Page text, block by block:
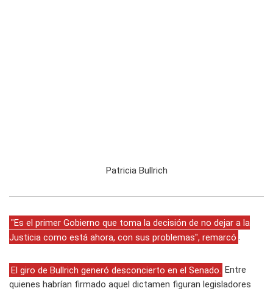
Patricia Bullrich
"Es el primer Gobierno que toma la decisión de no dejar a la
Justicia como está ahora, con sus problemas", remarcó .
El giro de Bullrich generó desconcierto en el Senado. Entre
quienes habrían firmado aquel dictamen figuran legisladores